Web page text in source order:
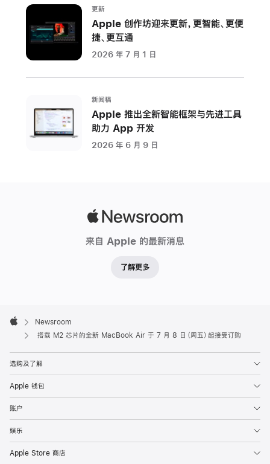
纤
薄
设
雅
外
网
膜
显
1080p
摄
像
更新
Apple 创作坊迎来更新，更智能、更便
捷、更互通
2026 年 7 月 1 日
新闻稿
Apple 推出全新智能框架与先进工具
助力 App 开发
2026 年 6 月 9 日
来自 Apple 的最新消息
了解更多
Footer

Apple
Newsroom
搭载 M2 芯片的全新 MacBook Air 于 7 月 8 日（周五）起接受订购
选购及了解
Apple 钱包
账户
娱乐
Apple Store 商店